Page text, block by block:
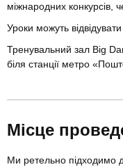
міжнародних конкурсів,
Уроки можуть відвідувати
Тренувальний зал Big
біля станції метро
Місце
Ми ретельно підходимо